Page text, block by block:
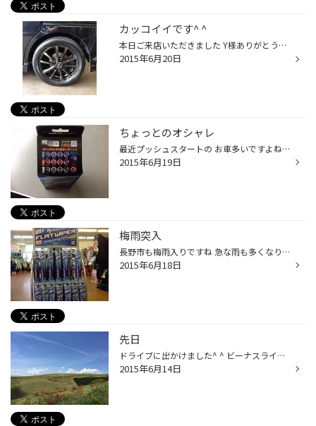
カッコイイです^ ^
本日ご来店いただきました Y様ありがとうございましたm(_ _)m 【ユーロスピードフィーネ】 ブラックポリッシュブラッククリアカラーで ナットも黒で統一 お車にもマッチして ちょ〜カッコイイです^ ^ たくさん写真撮らしてもらったのに これしか載せられなくて すいませんm(_ _)m 今度は100km点検で...
2015年6月20日
ちょっとのオシャレ
最近プッシュスタートの お車多いですよね^ ^ プッシュスタートボタンに ちょっとオシャレはいかがですか？ ギャラクスの 【プッシュスターター・イリュージョンスキャナー】 スタートボタンが LEDリングに簡単ドレスアップ^ ^ ワンポイントのオシャレに 皆様いかがですか( ´ ▽ ` )ﾉ (イチカワ)
2015年6月19日
梅雨突入
長野市も梅雨入りですね 急な雨も多くなりますね 雨の日の運転では 視界の確保が重要になってきます そこで 新商品の超撥水 アイ・ビューティー・フラットワイパー はいかがですか？ 自己撥水！しかも コーティング剤付き‼︎ さらに8種類のアームに対応！！！ 視界クリアで安全運転いたしましょう^ ^...
2015年6月18日
先日
ドライブに出かけました^ ^ ビーナスラインへ… すでに梅雨入りしていますがこの日は快晴！ それに標高も2000m近辺なので涼しく最高な日でした！ ドライブするには有名なところですが、 行くたびに毎回違う表情を見せてくれますので 何度行っても楽しいドライブコースです(^^) 行ったことのある方も...
2015年6月14日